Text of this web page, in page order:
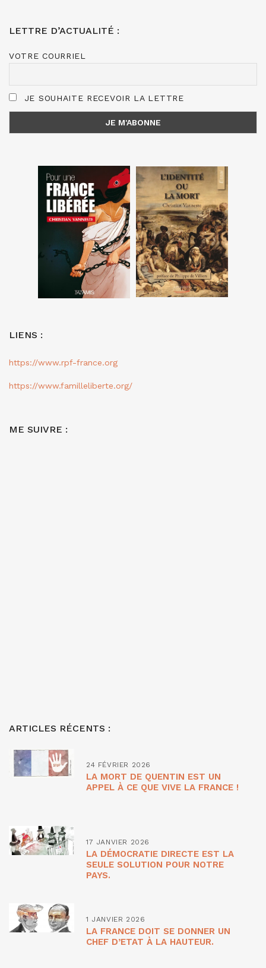
LETTRE D’ACTUALITÉ :
VOTRE COURRIEL
JE SOUHAITE RECEVOIR LA LETTRE
LIENS :
https://www.rpf-france.org
https://www.familleliberte.org/
ME SUIVRE :
ARTICLES RÉCENTS :
24 FÉVRIER 2026
LA MORT DE QUENTIN EST UN
APPEL À CE QUE VIVE LA FRANCE !
17 JANVIER 2026
LA DÉMOCRATIE DIRECTE EST LA
SEULE SOLUTION POUR NOTRE
PAYS.
1 JANVIER 2026
LA FRANCE DOIT SE DONNER UN
CHEF D’ETAT À LA HAUTEUR.